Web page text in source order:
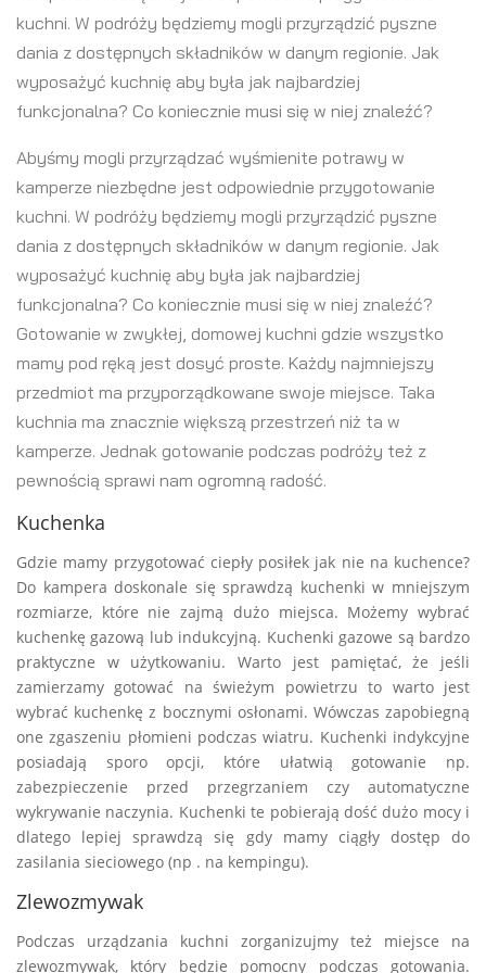
kuchni. W podróży będziemy mogli przyrządzić pyszne
dania z dostępnych składników w danym regionie. Jak
wyposażyć kuchnię aby była jak najbardziej
funkcjonalna? Co koniecznie musi się w niej znaleźć?
Abyśmy mogli przyrządzać wyśmienite potrawy w
kamperze niezbędne jest odpowiednie przygotowanie
kuchni. W podróży będziemy mogli przyrządzić pyszne
dania z dostępnych składników w danym regionie. Jak
wyposażyć kuchnię aby była jak najbardziej
funkcjonalna? Co koniecznie musi się w niej znaleźć?
Gotowanie w zwykłej, domowej kuchni gdzie wszystko
mamy pod ręką jest dosyć proste. Każdy najmniejszy
przedmiot ma przyporządkowane swoje miejsce. Taka
kuchnia ma znacznie większą przestrzeń niż ta w
kamperze. Jednak gotowanie podczas podróży też z
pewnością sprawi nam ogromną radość.
Kuchenka
Gdzie mamy przygotować ciepły posiłek jak nie na kuchence?
Do kampera doskonale się sprawdzą kuchenki w mniejszym
rozmiarze, które nie zajmą dużo miejsca. Możemy wybrać
kuchenkę gazową lub indukcyjną. Kuchenki gazowe są bardzo
praktyczne w użytkowaniu. Warto jest pamiętać, że jeśli
zamierzamy gotować na świeżym powietrzu to warto jest
wybrać kuchenkę z bocznymi osłonami. Wówczas zapobiegną
one zgaszeniu płomieni podczas wiatru. Kuchenki indykcyjne
posiadają sporo opcji, które ułatwią gotowanie np.
zabezpieczenie przed przegrzaniem czy automatyczne
wykrywanie naczynia. Kuchenki te pobierają dość dużo mocy i
dlatego lepiej sprawdzą się gdy mamy ciągły dostęp do
zasilania sieciowego (np . na kempingu).
Zlewozmywak
Podczas urządzania kuchni zorganizujmy też miejsce na
zlewozmywak, który będzie pomocny podczas gotowania.